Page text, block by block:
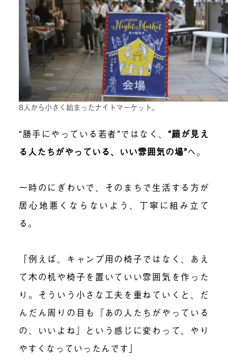
8人から小さく始まったナイトマーケット。
“勝手にやっている若者”ではなく、 “顔が見え
る人たちがやっている、いい雰囲気の場”へ。
一時のにぎわいで、そのまちで生活する方が
居心地悪くならないよう、丁寧に組み立て
る。
「例えば、キャンプ用の椅子ではなく、あえ
て木の机や椅子を置いていい雰囲気を作った
り。そういう小さな工夫を重ねていくと、だ
んだん周りの目も『あの人たちがやっている
の、いいよね』という感じに変わって、やり
やすくなっていったんです」